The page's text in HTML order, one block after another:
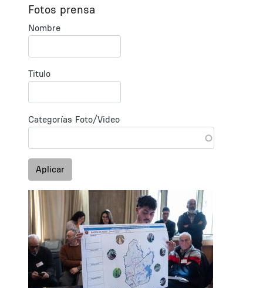
Fotos prensa
Nombre
Titulo
Categorías Foto/Video
Aplicar